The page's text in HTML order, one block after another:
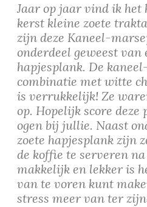
Jaar op jaar vind ik het
kerst kleine zoete
zijn deze Kaneel-
onderdeel geweest van
hapjesplank. De
combinatie met witte
is verrukkelijk! Ze
op. Hopelijk score deze
ogen bij jullie. Naast
zoete hapjesplank zijn
de koffie te serveren
makkelijk en lekker is
van te voren kunt
stress meer van ter